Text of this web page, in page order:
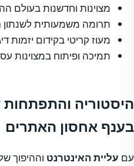
מצוינות וחדשנות בעולם
תרומה משמעותית לשנתון
מעוז קריטי בקידום יזמות
תמיכה ופיתוח במצוינות
היסטוריה
בענף אחסון האתרים
עם עליית האינטרנט וההיפוך